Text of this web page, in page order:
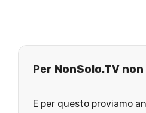
Per NonSolo.TV
E per questo proviamo